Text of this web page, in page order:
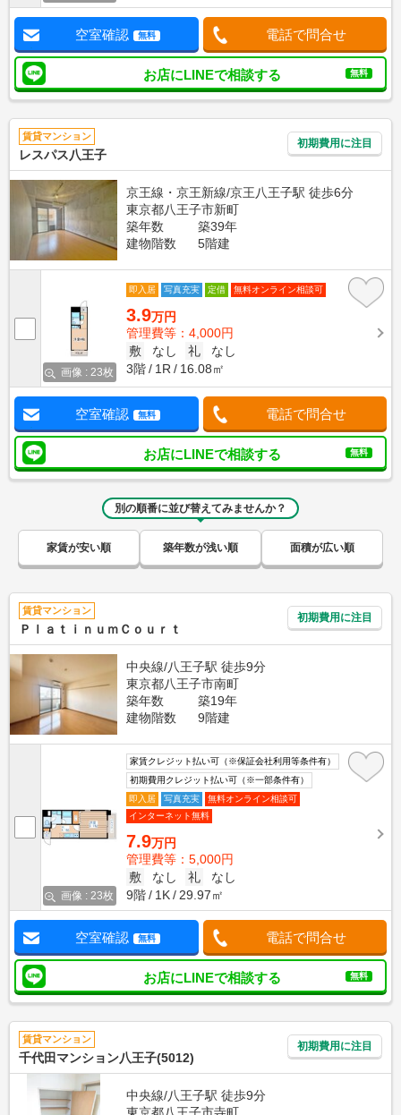
空室確認 無料 電話で問合せ
お店にLINEで相談する 無料
賃貸マンション
レスパス八王子
初期費用に注目
京王線・京王新線/京王八王子駅 徒歩6分
東京都八王子市新町
築年数
築39年
建物階数
5階建
画像 : 23枚
即入居 写真充実 定借 無料オンライン相談可
3.9万円
管理費等：4,000円
敷
なし 礼
なし
3階
1R 16.08㎡
空室確認 無料 電話で問合せ
お店にLINEで相談する 無料
別の順番に並び替えてみませんか？
家賃が安い順 築年数が浅い順 面積が広い順
賃貸マンション
ＰｌａｔｉｎｕｍＣｏｕｒｔ
初期費用に注目
中央線/八王子駅 徒歩9分
東京都八王子市南町
築年数
築19年
建物階数
9階建
画像 : 23枚
家賃クレジット払い可（※保証会社利用等条件有）
初期費用クレジット払い可（※一部条件有）
即入居
写真充実
無料オンライン相談可
インターネット無料
7.9万円
管理費等：5,000円
敷
なし 礼
なし
9階
1K 29.97㎡
空室確認 無料 電話で問合せ
お店にLINEで相談する 無料
賃貸マンション
千代田マンション八王子(5012)
初期費用に注目
中央線/八王子駅 徒歩9分